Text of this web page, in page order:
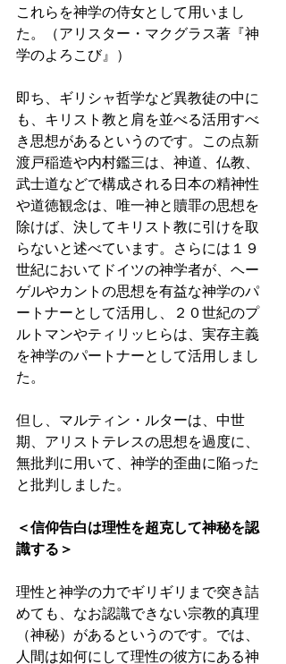
これらを神学の侍女として用いまし
た。（アリスター・マクグラス著『神
学のよろこび』）
即ち、ギリシャ哲学など異教徒の中に
も、キリスト教と肩を並べる活用すべ
き思想があるというのです。この点新
渡戸稲造や内村鑑三は、神道、仏教、
武士道などで構成される日本の精神性
や道徳観念は、唯一神と贖罪の思想を
除けば、決してキリスト教に引けを取
らないと述べています。さらには１９
世紀においてドイツの神学者が、ヘー
ゲルやカントの思想を有益な神学のパ
ートナーとして活用し、２０世紀のプ
ルトマンやティリッヒらは、実存主義
を神学のパートナーとして活用しまし
た。
但し、マルティン・ルターは、中世
期、アリストテレスの思想を過度に、
無批判に用いて、神学的歪曲に陥った
と批判しました。
＜信仰告白は理性を超克して神秘を認
識する＞
理性と神学の力でギリギリまで突き詰
めても、なお認識できない宗教的真理
（神秘）があるというのです。では、
人間は如何にして理性の彼方にある神